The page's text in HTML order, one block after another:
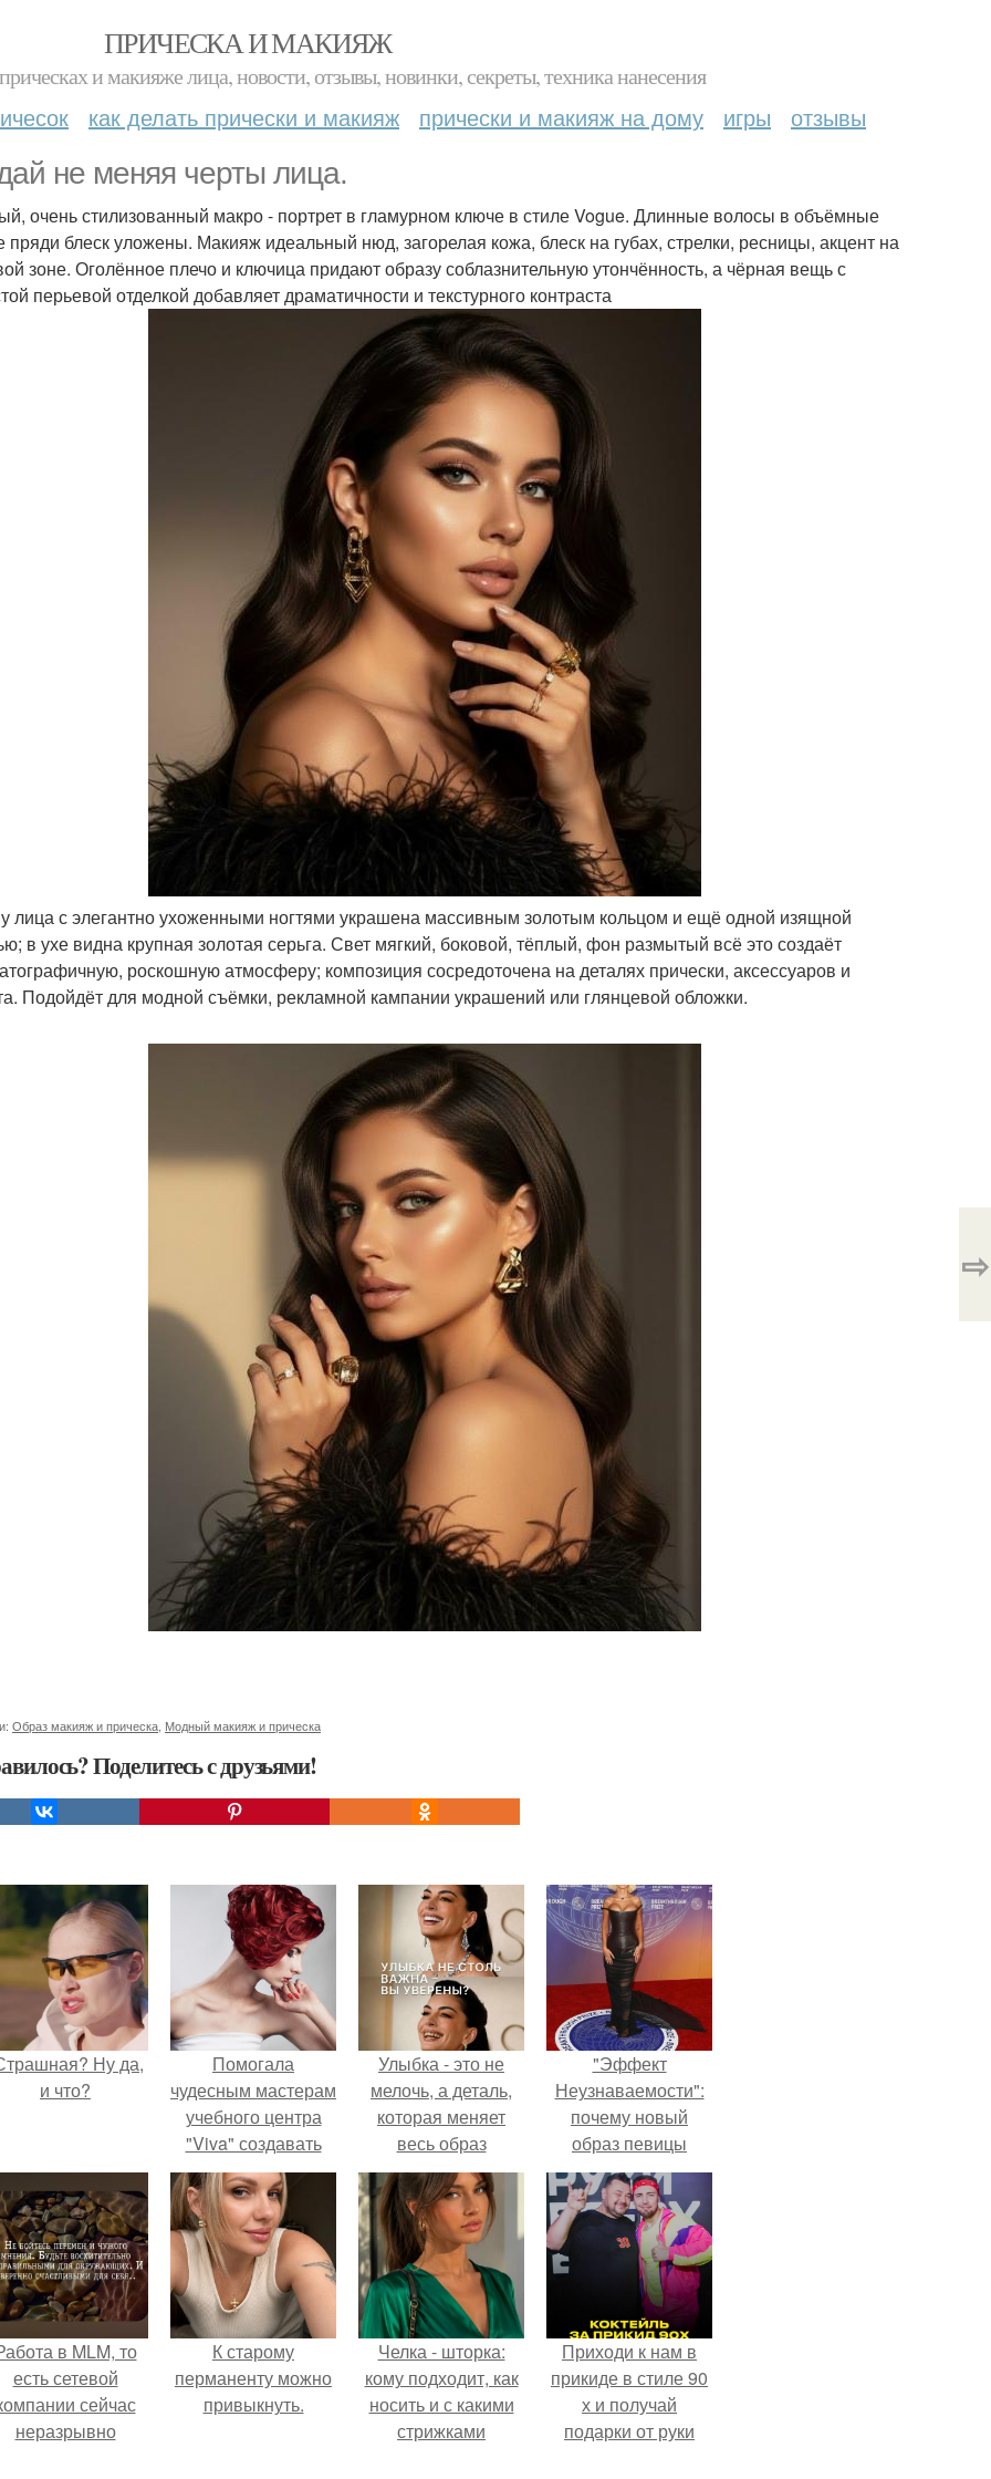
ПРИЧЕСКА И МАКИЯЖ
и макияже лица, новости, отзывы, новинки, секреты, техника нанесения
как делать прически и макияж прически и макияж на дому игры отзывы
не меняя черты лица.
очень стилизованный макро - портрет в гламурном ключе в стиле Vogue. Длинные волосы в объёмные
пряди блеск уложены. Макияж идеальный нюд, загорелая кожа, блеск на губах, стрелки, ресницы, акцент на
зоне. Оголённое плечо и ключица придают образу соблазнительную утончённость, а чёрная вещь с
перьевой отделкой добавляет драматичности и текстурного контраста
лица с элегантно ухоженными ногтями украшена массивным золотым кольцом и ещё одной изящной
в ухе видна крупная золотая серьга. Свет мягкий, боковой, тёплый, фон размытый всё это создаёт
роскошную атмосферу; композиция сосредоточена на деталях прически, аксессуаров и
Подойдёт для модной съёмки, рекламной кампании украшений или глянцевой обложки.
Образ макияж и прическа Модный макияж и прическа
Поделитесь с друзьями!
⇨
Ну да,
и что?
Помогала
чудесным мастерам
учебного центра
"Viva" создавать
образы для VII
международного
конкурса
парикмахерского
искусства "звезда
эстель 2015"?
Улыбка - это не
мелочь, а деталь,
которая меняет
весь образ
человека.
"Эффект
Неузнаваемости":
почему новый
образ певицы
вызвал споры о
гранях
возможного?
в MLM, то
есть сетевой
сейчас
неразрывно
К старому
перманенту можно
привыкнуть.
Челка - шторка:
кому подходит, как
носить и с какими
стрижками
Приходи к нам в
прикиде в стиле 90
х и получай
подарки от руки